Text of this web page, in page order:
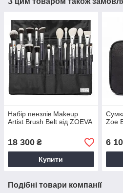
Набір пензлів Makeup
Artist Brush Belt від ZOEVA
18 300 ₴
Купити
Zoe
6
Подібні товари компанії